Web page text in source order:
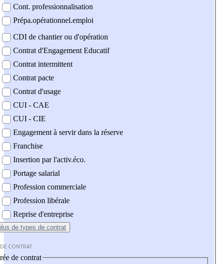
Cont. professionnalisation
Prépa.opérationnel.emploi
CDI de chantier ou d'opération
Contrat d'Engagement Educatif
Contrat intermittent
Contrat pacte
Contrat d'usage
CUI - CAE
CUI - CIE
Engagement à servir dans la réserve
Franchise
Insertion par l'activ.éco.
Portage salarial
Profession commerciale
Profession libérale
Reprise d'entreprise
de types de contrat
CONTRAT
de contrat